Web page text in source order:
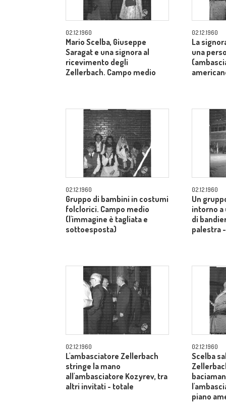
02.12.1960
Mario Scelba, Giuseppe
Saragat e una signora al
ricevimento degli
Zellerbach. Campo medio
02.12.1960
La
una
02.12.1960
Gruppo di bambini in costumi
folclorici. Campo medio
(l'immagine è tagliata e
sottoesposta)
02.12.1960
Un
intorno a
di
palestra
02.12.1960
L'ambasciatore Zellerbach
stringe la mano
all'ambasciatore Kozyrev, tra
altri invitati - totale
02.12.1960
Scelba
piano